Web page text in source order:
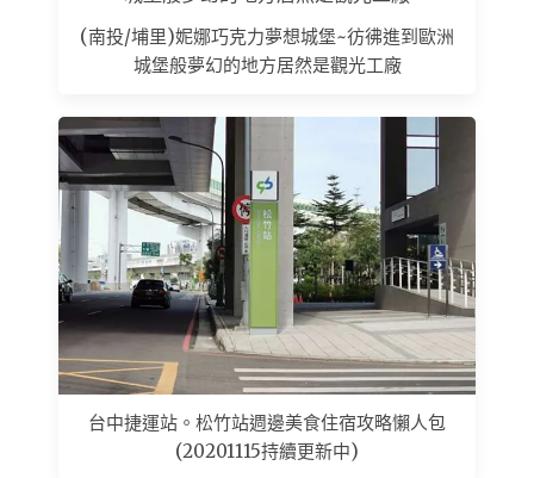
(南投/埔里)妮娜巧克力夢想城堡~彷彿進到歐洲
城堡般夢幻的地方居然是觀光工廠
台中捷運站。松竹站週邊美食住宿攻略懶人包
(20201115持續更新中)